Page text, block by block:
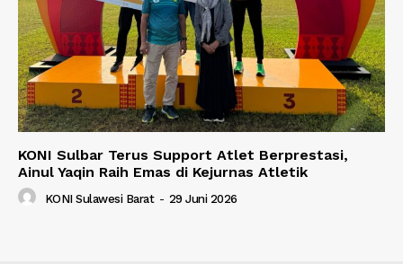
KONI Sulbar Terus Support Atlet Berprestasi,
Ainul Yaqin Raih Emas di Kejurnas Atletik
KONI Sulawesi Barat - 29 Juni 2026